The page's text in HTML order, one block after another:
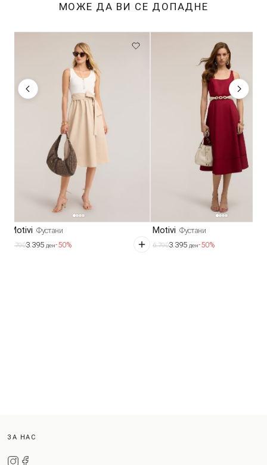
МОЖЕ ДА ВИ СЕ ДОПАДНЕ
Motivi Фустани
6.7903.395 ден-50%
Motivi Фустани
6.7903.395 ден-50%
ЗА НАС